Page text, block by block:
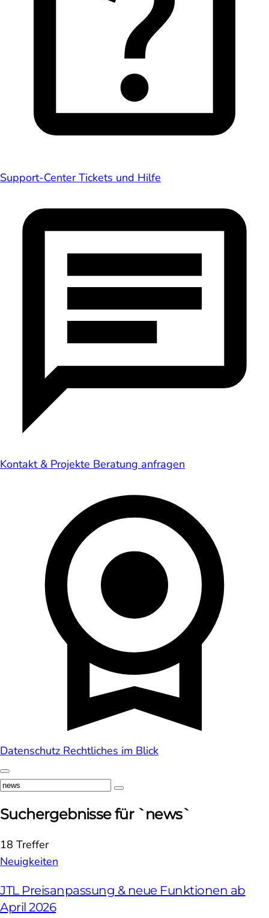
Support-Center Tickets und Hilfe
Kontakt & Projekte Beratung anfragen
Datenschutz Rechtliches im Blick
Suchergebnisse für `news`
18 Treffer
Neuigkeiten
JTL Preisanpassung & neue Funktionen ab
April 2026